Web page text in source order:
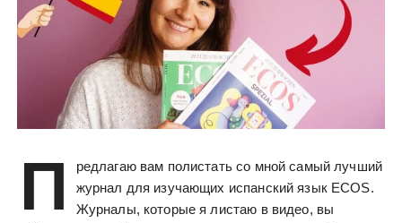
П
редлагаю вам полистать со мной самый лучший
журнал для изучающих испанский язык ECOS.
Журналы, которые я листаю в видео, вы